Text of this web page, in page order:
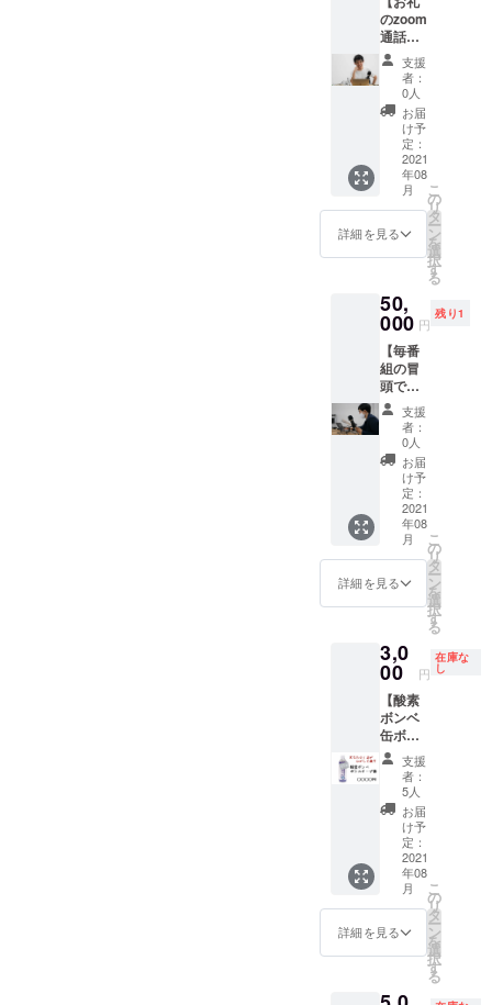
※Tシャ
ツの色
はライ
トイエ
ロー、
ホワイ
ト、ベ
ビーピ
ンク、
ライト
ブルー
からお
選び頂
き備考
ます ※T
シャツ
ズはS、
M、L、
XL、
XXL、
XXXLか
らお選
び頂き
備考欄
に記載
をお願
いしま
す ※リ
の発送
（履
先が必
要なた
め「名
前・住
所・電
話番
号」を
含む支
援者の
お届け
先情報
の記載
もお願
いしま
す ※リ
の画像
は使用
どは別
途メッ
セージ
にてや
りとり
させて
頂きま
す。 ※
リター
ンの画
像は使
用許可
を得て
のzoom
通話（1
対1）＋
エン
ディン
グで名
前読ん
でもら
う権】
リター
ンを購
入して
くだ
さった
方の名
ンディ
ング
トーク
で読ま
せて頂
きま
す。 あ
わせ
て、1対
1の
zoom通
話にて
お礼を
させて
頂きま
す。 通
話では
てなん
でも話
しま
す！（1
時間程
度） ※
備考欄
に読ま
せて頂
く際の
ご希望
のお名
前をご
記入く
ださい
※日程：
2021年
支援
者：
0人
お届
け予
定：
2021
年08
月
詳細を見る
こ
の
リ
タ
ー
ン
を
選
択
す
る
50,
000 円
残り1
【毎番
組の冒
頭でス
ポン
サーと
して名
前を読
まれる
＋エン
ディン
グで名
前読ん
でもら
う権】
リター
ンを購
くだ
さった
方の名
前をエ
ンディ
ング
トーク
で読ま
せて頂
きま
す。 あ
わせ
て、
youtub
eライブ
で配信
する15
ポン
支援
者：
0人
お届
け予
定：
2021
年08
月
詳細を見る
こ
の
リ
タ
ー
ン
を
選
択
す
る
3,0
00 円
在庫な
し
【酸素
ボンベ
缶ボト
ルキー
プ権（1
分）】
東が喋
り過ぎ
て酸欠
になる
のを防
ぐため
の酸素
ボトル
缶（5L/
分キー
支援
者：
5人
お届
け予
定：
2021
年08
月
詳細を見る
こ
の
リ
タ
ー
ン
を
選
択
す
る